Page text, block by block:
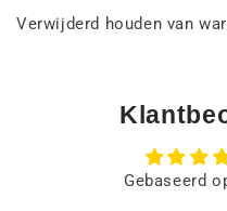
Verwijderd houden van
Gebaseerd